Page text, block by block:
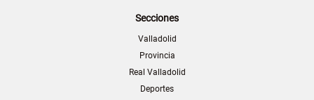
Secciones
Valladolid
Provincia
Real Valladolid
Deportes